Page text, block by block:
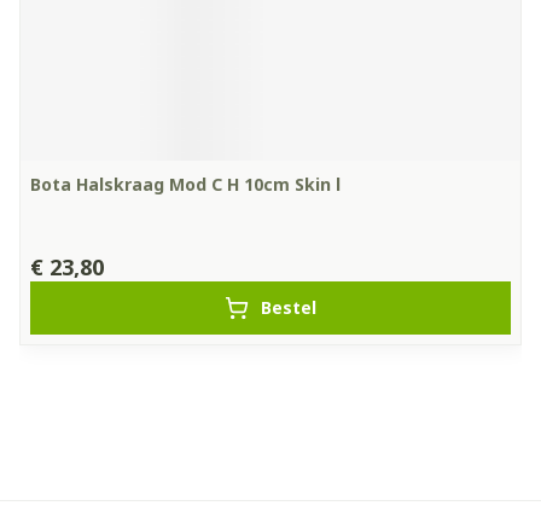
Bota Halskraag Mod C H 10cm Skin l
€ 23,80
Bestel